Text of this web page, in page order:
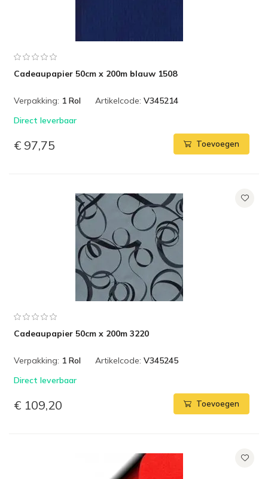
Cadeaupapier 50cm x 200m blauw 1508
Verpakking: 1 Rol Artikelcode: V345214
Direct leverbaar
€ 97,75 Toevoegen
Cadeaupapier 50cm x 200m 3220
Verpakking: 1 Rol Artikelcode: V345245
Direct leverbaar
€ 109,20 Toevoegen